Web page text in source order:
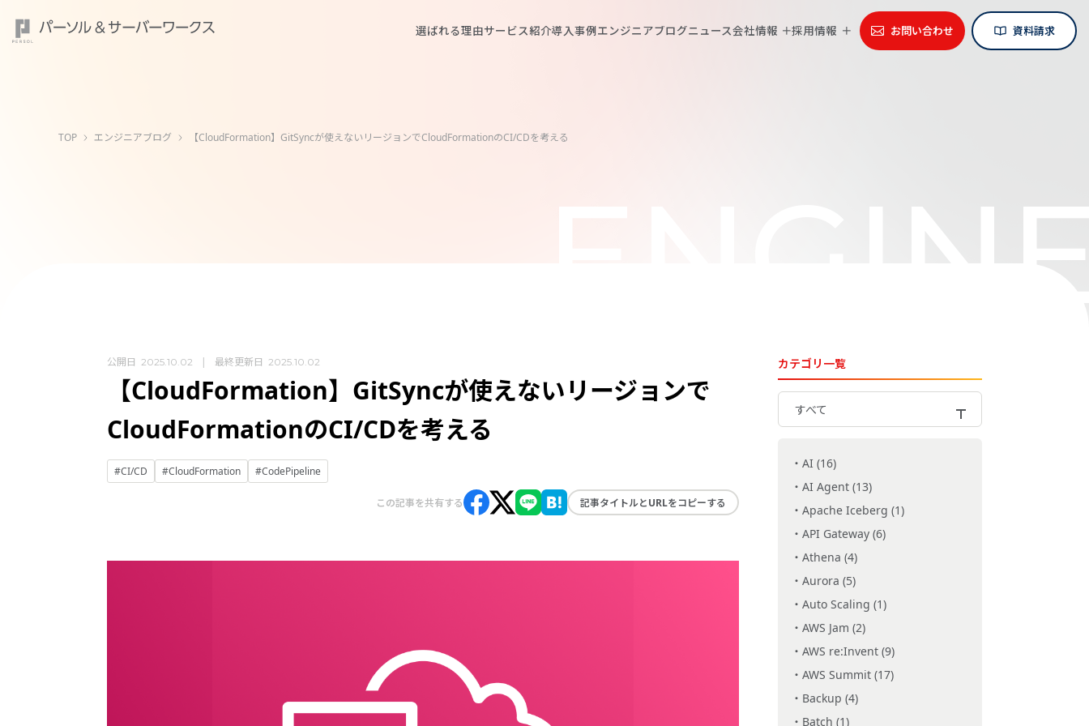
選ばれる理由サービス紹介導入事例エンジニアブログニュース会社情報 採用情報 お問い合わせ 資料請求
TOP エンジニアブログ 【CloudFormation】GitSyncが使えないリージョンでCloudFormationのCI/CDを考える
公開日 2025.10.02 最終更新日 2025.10.02
【CloudFormation】GitSyncが使えないリージョンで
CloudFormationのCI/CDを考える
#CI/CD #CloudFormation #CodePipeline
この記事を共有する 記事タイトルとURLをコピーする
カテゴリ一覧
すべて
AI (16)
AI Agent (13)
Apache Iceberg (1)
API Gateway (6)
Athena (4)
Aurora (5)
Auto Scaling (1)
AWS Jam (2)
AWS re:Invent (9)
AWS Summit (17)
Backup (4)
Batch (1)